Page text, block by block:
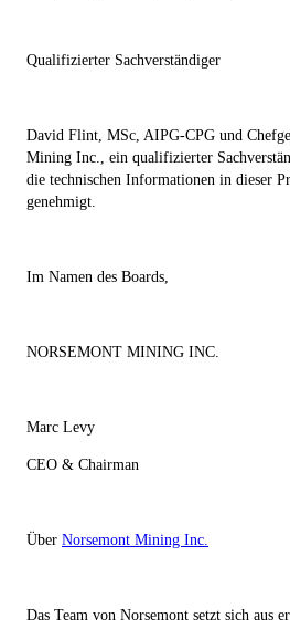
Qualifizierter Sachverständiger
David Flint, MSc, AIPG-CPG und
Mining Inc., ein qualifizierter
die technischen Informationen in dieser
genehmigt.
Im Namen des Boards,
NORSEMONT MINING INC.
Marc Levy
CEO & Chairman
Über Norsemont Mining Inc.
Das Team von Norsemont setzt sich aus